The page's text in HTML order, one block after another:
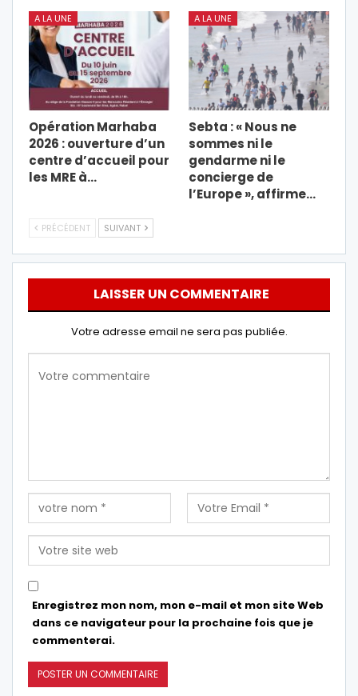
A LA UNE
Opération Marhaba
2026 : ouverture d’un
centre d’accueil pour
les MRE à…
A LA UNE
Sebta : « Nous ne
sommes ni le
gendarme ni le
concierge de
l’Europe », affirme…
PRÉCÉDENT SUIVANT
LAISSER UN COMMENTAIRE
Votre adresse email ne sera pas publiée.
Enregistrez mon nom, mon e-mail et mon site Web
dans ce navigateur pour la prochaine fois que je
commenterai.